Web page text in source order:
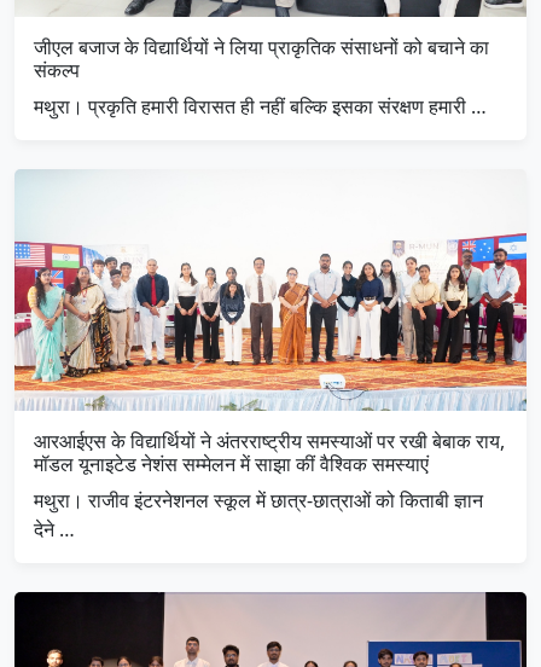
जीएल बजाज के विद्यार्थियों ने लिया प्राकृतिक संसाधनों को बचाने का
संकल्प
मथुरा। प्रकृति हमारी विरासत ही नहीं बल्कि इसका संरक्षण हमारी …
आरआईएस के विद्यार्थियों ने अंतरराष्ट्रीय समस्याओं पर रखी बेबाक राय,
मॉडल यूनाइटेड नेशंस सम्मेलन में साझा कीं वैश्विक समस्याएं
मथुरा। राजीव इंटरनेशनल स्कूल में छात्र-छात्राओं को किताबी ज्ञान
देने …